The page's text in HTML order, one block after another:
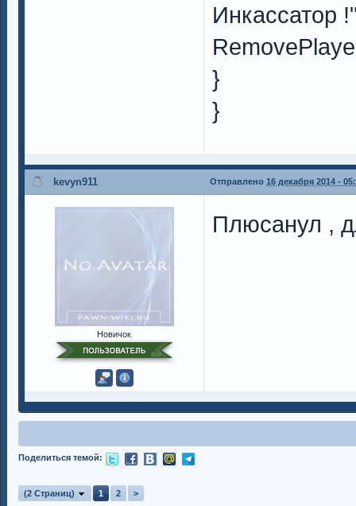
Инкассатор
}
}
kevyn911 Отправлено 16 декабря 2014 -
Новичок
Плюсанул ,
Поделиться темой:
(2 Страниц) 1 2 >